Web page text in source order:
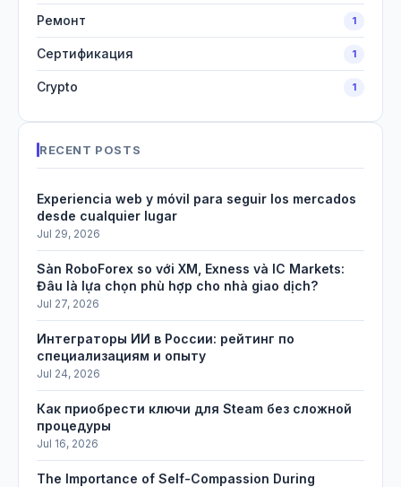
Ремонт 1
Сертификация 1
Crypto 1
RECENT POSTS
Experiencia web y móvil para seguir los mercados
desde cualquier lugar
Jul 29, 2026
Sàn RoboForex so với XM, Exness và IC Markets:
Đâu là lựa chọn phù hợp cho nhà giao dịch?
Jul 27, 2026
Интеграторы ИИ в России: рейтинг по
специализациям и опыту
Jul 24, 2026
Как приобрести ключи для Steam без сложной
процедуры
Jul 16, 2026
The Importance of Self-Compassion During